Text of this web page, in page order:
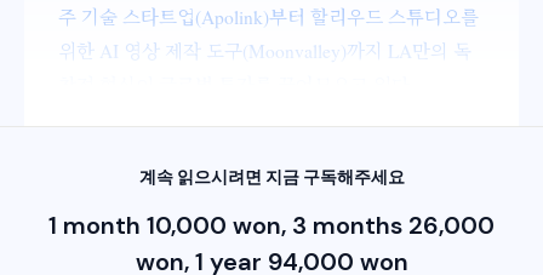
주 기술 스타트업(Apolink)부터 할리우드 스튜디오를
위한 AI 영상 제작 도구(Moonvalley)까지 LA만의 독
계속 읽으시려면 지금 구독해주세요
1 month 10,000 won, 3 months 26,000
won, 1 year 94,000 won